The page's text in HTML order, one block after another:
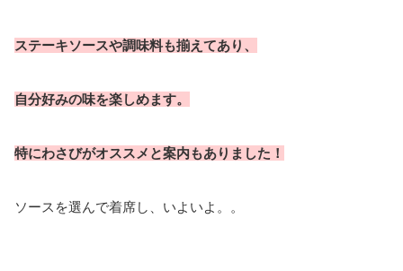
ステーキソースや調味料も揃えてあり、
自分好みの味を楽しめます。
特にわさびがオススメと案内もありました！
ソースを選んで着席し、いよいよ。。